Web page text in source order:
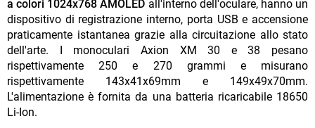
a colori 1024x768 AMOLED all'interno dell'oculare, hanno un
dispositivo di registrazione interno, porta USB e accensione
praticamente istantanea grazie alla circuitazione allo stato
dell'arte. I monoculari Axion XM 30 e 38 pesano
rispettivamente 250 e 270 grammi e misurano
rispettivamente 143x41x69mm e 149x49x70mm.
L'alimentazione è fornita da una batteria ricaricabile 18650
Li-Ion.